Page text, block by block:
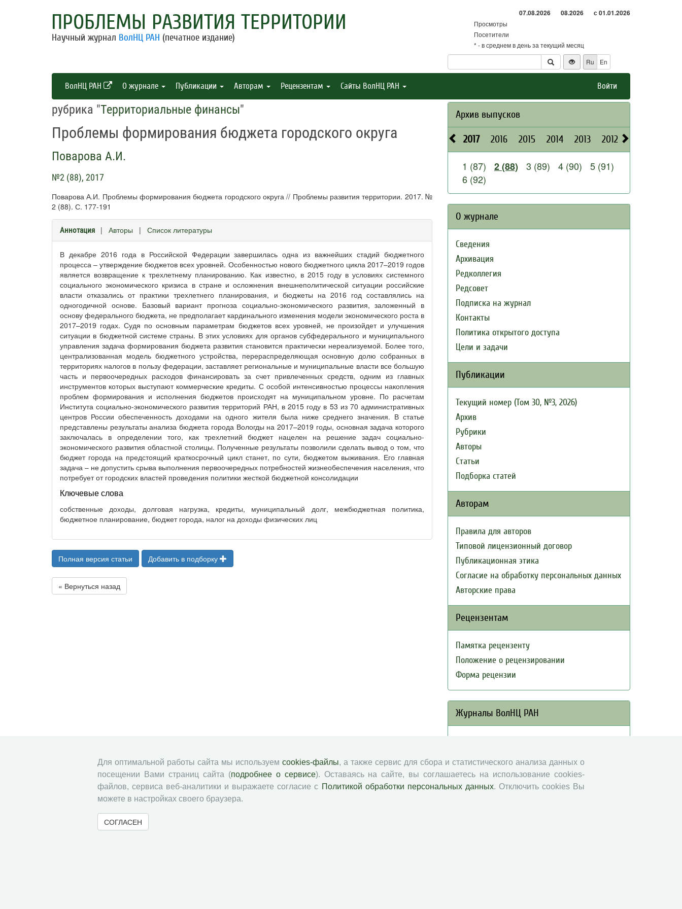
ПРОБЛЕМЫ РАЗВИТИЯ ТЕРРИТОРИИ
Научный журнал ВолНЦ РАН (печатное издание)
07.08.2026 08.2026 с 01.01.2026
Просмотры
Посетители
* - в среднем в день за текущий месяц
Ru
En
ВолНЦ РАН О журнале Публикации Авторам Рецензентам Сайты ВолНЦ РАН Войти
рубрика "Территориальные финансы"
Проблемы формирования бюджета городского округа
Поварова А.И.
№2 (88), 2017
Поварова А.И. Проблемы формирования бюджета городского округа // Проблемы развития территории. 2017. №
2 (88). С. 177-191
Аннотация | Авторы | Список литературы
В декабре 2016 года в Российской Федерации завершилась одна из важнейших стадий бюджетного
процесса – утверждение бюджетов всех уровней. Особенностью нового бюджетного цикла 2017–2019 годов
является возвращение к трехлетнему планированию. Как известно, в 2015 году в условиях системного
социального экономического кризиса в стране и осложнения внешнеполитической ситуации российские
власти отказались от практики трехлетнего планирования, и бюджеты на 2016 год составлялись на
одногодичной основе. Базовый вариант прогноза социально-экономического развития, заложенный в
основу федерального бюджета, не предполагает кардинального изменения модели экономического роста в
2017–2019 годах. Судя по основным параметрам бюджетов всех уровней, не произойдет и улучшения
ситуации в бюджетной системе страны. В этих условиях для органов субфедерального и муниципального
управления задача формирования бюджета развития становится практически нереализуемой. Более того,
централизованная модель бюджетного устройства, перераспределяющая основную долю собранных в
территориях налогов в пользу федерации, заставляет региональные и муниципальные власти все большую
часть и первоочередных расходов финансировать за счет привлеченных средств, одним из главных
инструментов которых выступают коммерческие кредиты. С особой интенсивностью процессы накопления
проблем формирования и исполнения бюджетов происходят на муниципальном уровне. По расчетам
Института социально-экономического развития территорий РАН, в 2015 году в 53 из 70 административных
центров России обеспеченность доходами на одного жителя была ниже среднего значения. В статье
представлены результаты анализа бюджета города Вологды на 2017–2019 годы, основная задача которого
заключалась в определении того, как трехлетний бюджет нацелен на решение задач социально-
экономического развития областной столицы. Полученные результаты позволили сделать вывод о том, что
бюджет города на предстоящий краткосрочный цикл станет, по сути, бюджетом выживания. Его главная
задача – не допустить срыва выполнения первоочередных потребностей жизнеобеспечения населения, что
потребует от городских властей проведения политики жесткой бюджетной консолидации
Ключевые слова
собственные доходы, долговая нагрузка, кредиты, муниципальный долг, межбюджетная политика,
бюджетное планирование, бюджет города, налог на доходы физических лиц
Полная версия статьи Добавить в подборку
« Вернуться назад
Архив выпусков
2017 2016 2015 2014 2013 2012
1 (87) 2 (88) 3 (89) 4 (90)
5 (91)
6 (92)
О журнале
Сведения
Архивация
Редколлегия
Редсовет
Подписка на журнал
Контакты
Политика открытого доступа
Цели и задачи
Публикации
Текущий номер (Том 30, №3, 2026)
Архив
Рубрики
Авторы
Статьи
Подборка статей
Авторам
Правила для авторов
Типовой лицензионный договор
Публикационная этика
Согласие на обработку персональных данных
Авторские права
Рецензентам
Памятка рецензенту
Положение о рецензировании
Форма рецензии
Журналы ВолНЦ РАН
Вопросы территориального развития
Социальное пространство
Для оптимальной работы сайта мы используем cookies-файлы, а также сервис для сбора и статистического анализа данных о
посещении Вами страниц сайта (подробнее о сервисе). Оставаясь на сайте, вы соглашаетесь на использование cookies-
файлов, сервиса веб-аналитики и выражаете согласие с Политикой обработки персональных данных. Отключить cookies Вы
можете в настройках своего браузера.
СОГЛАСЕН